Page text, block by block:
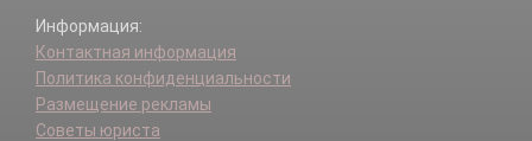
Информация:
Контактная информация
Политика конфиденциальности
Размещение рекламы
Советы юриста